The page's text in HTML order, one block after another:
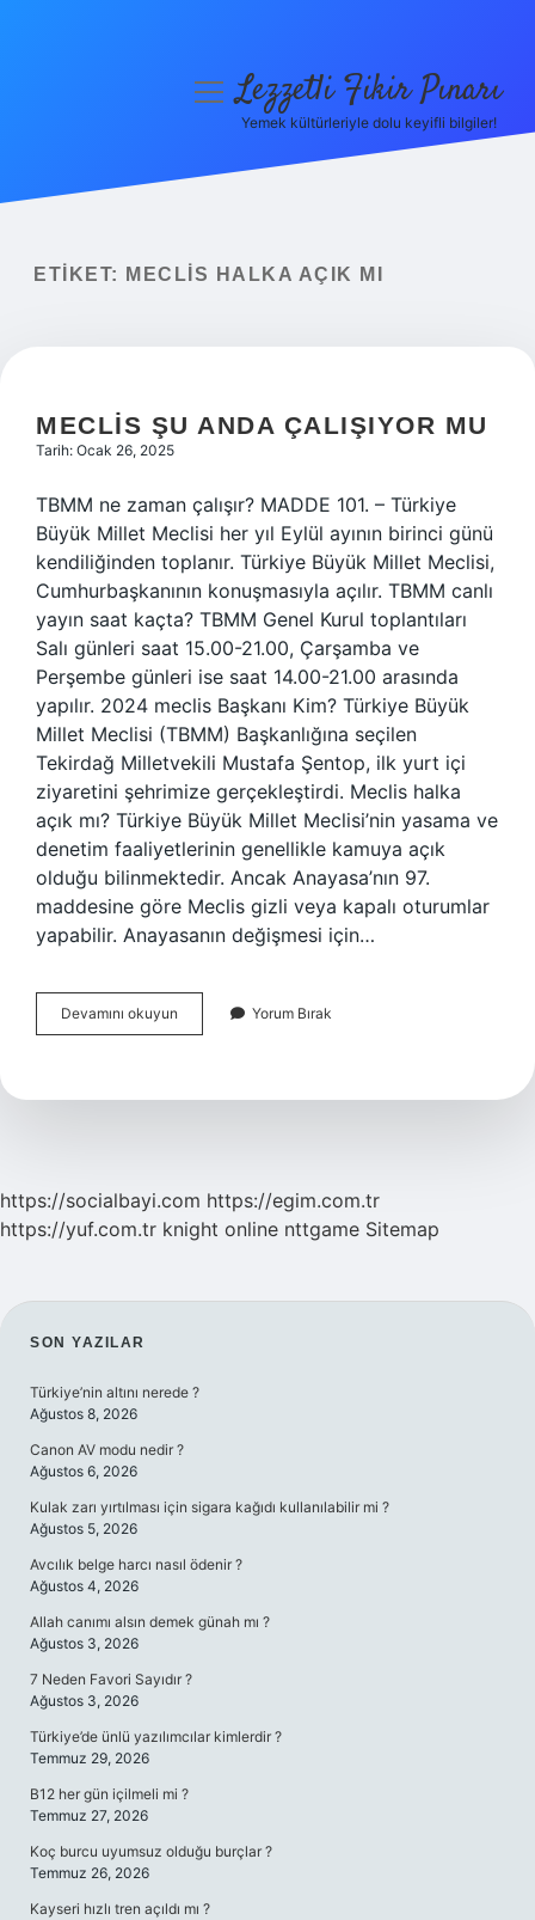
Yasal Uyarı
menüyüLezzetli Fikir Pınarı
Yemek kültürleriyle dolu keyifli bilgiler!
ETIKET: MECLIS HALKA AÇIK MI
MECLIS ŞU ANDA ÇALIŞIYOR MU
Tarih: Ocak 26, 2025
TBMM ne zaman çalışır? MADDE 101. – Türkiye
Büyük Millet Meclisi her yıl Eylül ayının birinci günü
kendiliğinden toplanır. Türkiye Büyük Millet Meclisi,
Cumhurbaşkanının konuşmasıyla açılır. TBMM canlı
yayın saat kaçta? TBMM Genel Kurul toplantıları
Salı günleri saat 15.00-21.00, Çarşamba ve
Perşembe günleri ise saat 14.00-21.00 arasında
yapılır. 2024 meclis Başkanı Kim? Türkiye Büyük
Millet Meclisi (TBMM) Başkanlığına seçilen
Tekirdağ Milletvekili Mustafa Şentop, ilk yurt içi
ziyaretini şehrimize gerçekleştirdi. Meclis halka
açık mı? Türkiye Büyük Millet Meclisi’nin yasama ve
denetim faaliyetlerinin genellikle kamuya açık
olduğu bilinmektedir. Ancak Anayasa’nın 97.
maddesine göre Meclis gizli veya kapalı oturumlar
yapabilir. Anayasanın değişmesi için…
Devamını okuyun
Şu
Mu
Yorum Bırak
https://socialbayi.com https://egim.com.tr
https://yuf.com.tr knight online nttgame Sitemap
SIDEBAR
SON YAZILAR
Türkiye’nin altını nerede ?
Ağustos 8, 2026
Canon AV modu nedir ?
Ağustos 6, 2026
Kulak zarı yırtılması için sigara kağıdı kullanılabilir mi ?
Ağustos 5, 2026
Avcılık belge harcı nasıl ödenir ?
Ağustos 4, 2026
Allah canımı alsın demek günah mı ?
Ağustos 3, 2026
7 Neden Favori Sayıdır ?
Ağustos 3, 2026
Türkiye’de ünlü yazılımcılar kimlerdir ?
Temmuz 29, 2026
B12 her gün içilmeli mi ?
Temmuz 27, 2026
Koç burcu uyumsuz olduğu burçlar ?
Temmuz 26, 2026
Kayseri hızlı tren açıldı mı ?